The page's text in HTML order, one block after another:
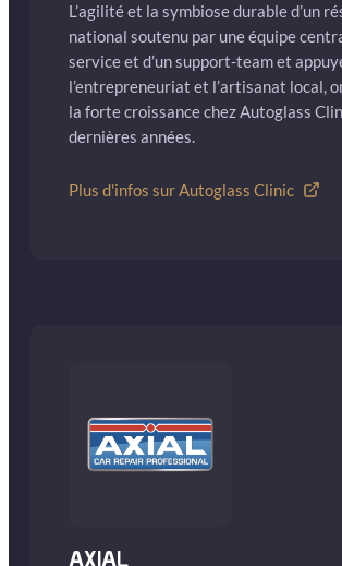
L’agilité et la symbiose durable d’un
national soutenu par une équipe
service et d’un support-team et
l’entrepreneuriat et l’artisanat local,
la forte croissance chez Autoglass
dernières années.
Plus d'infos sur Autoglass Clinic
AXIAL